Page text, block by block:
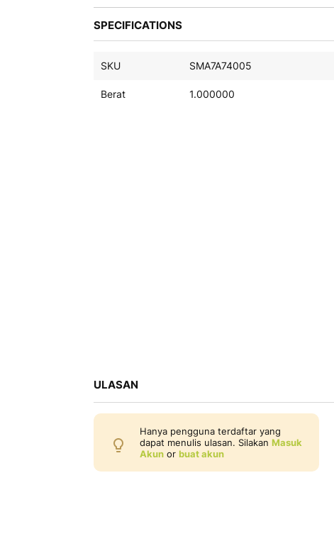
foto
SPECIFICATIONS
SKU SMA7A74005
Berat 1.000000
ULASAN
Hanya pengguna terdaftar yang
dapat menulis ulasan. Silakan Masuk
Akun or buat akun